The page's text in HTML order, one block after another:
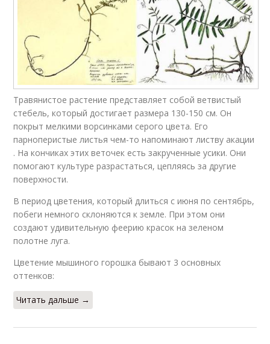
Травянистое растение представляет собой ветвистый
стебель, который достигает размера 130-150 см. Он
покрыт мелкими ворсинками серого цвета. Его
парноперистые листья чем-то напоминают листву акации
. На кончиках этих веточек есть закрученные усики. Они
помогают культуре разрастаться, цепляясь за другие
поверхности.
В период цветения, который длиться с июня по сентябрь,
побеги немного склоняются к земле. При этом они
создают удивительную феерию красок на зеленом
полотне луга.
Цветение мышиного горошка бывают 3 основных
оттенков:
Читать дальше →